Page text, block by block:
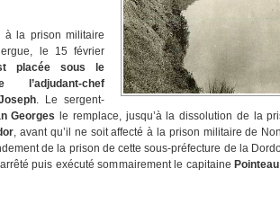
à la prison militaire
le 15 février
placée sous le
l’adjudant-chef
. Le sergent-
Georges le remplace, jusqu’à la dissolution de la
, avant qu’il ne soit affecté à la prison militaire de
de la prison de cette sous-préfecture de la
puis exécuté sommairement le capitaine